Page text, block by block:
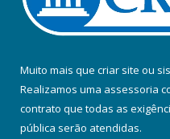
Muito mais que criar site ou
Realizamos uma assessoria
contrato que todas as
pública serão atendidas.